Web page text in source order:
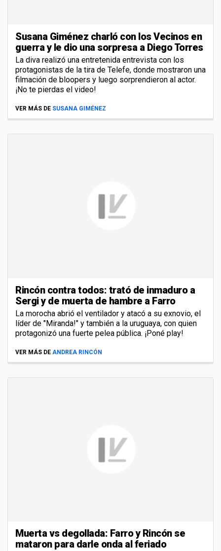
Susana Giménez charló con los Vecinos en
guerra y le dio una sorpresa a Diego Torres
La diva realizó una entretenida entrevista con los
protagonistas de la tira de Telefe, donde mostraron una
filmación de bloopers y luego sorprendieron al actor.
¡No te pierdas el video!
VER MÁS DE SUSANA GIMÉNEZ
Rincón contra todos: trató de inmaduro a
Sergi y de muerta de hambre a Farro
La morocha abrió el ventilador y atacó a su exnovio, el
líder de "Miranda!" y también a la uruguaya, con quien
protagonizó una fuerte pelea pública. ¡Poné play!
VER MÁS DE ANDREA RINCÓN
Muerta vs degollada: Farro y Rincón se
mataron para darle onda al feriado